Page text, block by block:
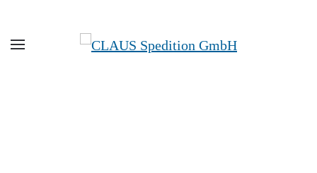
Zum Hauptinhalt springen